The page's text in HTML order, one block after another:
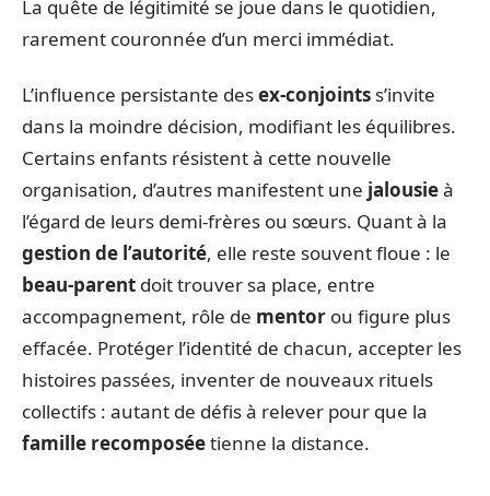
La quête de légitimité se joue dans le quotidien,
rarement couronnée d’un merci immédiat.
L’influence persistante desex-conjoints s’invite
dans la moindre décision, modifiant les équilibres.
Certains enfants résistent à cette nouvelle
organisation, d’autres manifestent une jalousieà
l’égard de leurs demi-frères ou sœurs. Quant à la
gestion de l’autorité, elle reste souvent floue : le
beau-parent doit trouver sa place, entre
accompagnement, rôle de mentor ou figure plus
effacée. Protéger l’identité de chacun, accepter les
histoires passées, inventer de nouveaux rituels
collectifs : autant de défis à relever pour que la
famille recomposéetienne la distance.